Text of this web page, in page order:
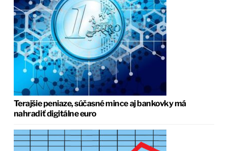
Terajšie peniaze, súčasné mince aj bankovky má
nahradiť digitálne euro